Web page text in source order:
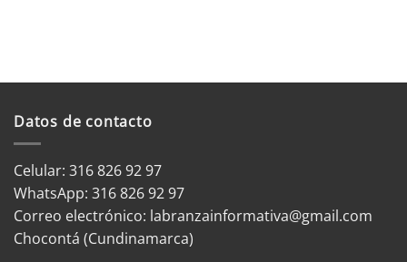
Datos de contacto
Celular: 316 826 92 97
WhatsApp: 316 826 92 97
Correo electrónico: labranzainformativa@gmail.com
Chocontá (Cundinamarca)